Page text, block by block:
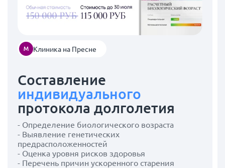
Клиника на Пресне
Составление
индивидуального
протокола долголетия
- Определение биологического возраста
- Выявление генетических
предрасположенностей
- Оценка уровня рисков здоровья
- Перечень причин ускоренного старения